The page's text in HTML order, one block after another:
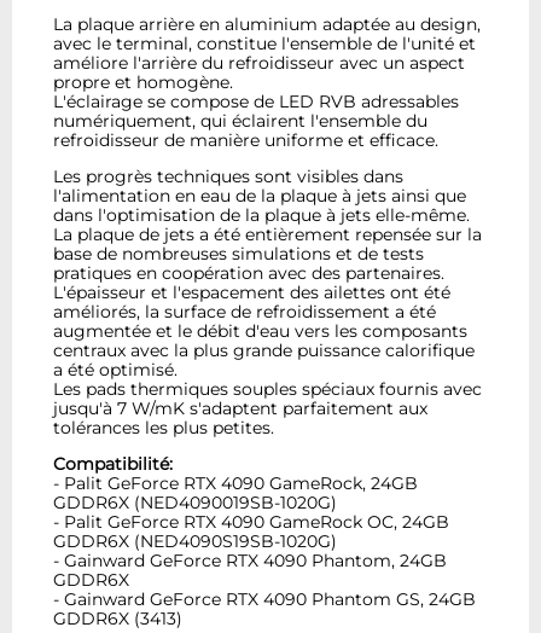
La plaque arrière en aluminium adaptée au design,
avec le terminal, constitue l'ensemble de l'unité et
améliore l'arrière du refroidisseur avec un aspect
propre et homogène.
L'éclairage se compose de LED RVB adressables
numériquement, qui éclairent l'ensemble du
refroidisseur de manière uniforme et efficace.
Les progrès techniques sont visibles dans
l'alimentation en eau de la plaque à jets ainsi que
dans l'optimisation de la plaque à jets elle-même.
La plaque de jets a été entièrement repensée sur la
base de nombreuses simulations et de tests
pratiques en coopération avec des partenaires.
L'épaisseur et l'espacement des ailettes ont été
améliorés, la surface de refroidissement a été
augmentée et le débit d'eau vers les composants
centraux avec la plus grande puissance calorifique
a été optimisé.
Les pads thermiques souples spéciaux fournis avec
jusqu'à 7 W/mK s'adaptent parfaitement aux
tolérances les plus petites.
Compatibilité:
- Palit GeForce RTX 4090 GameRock, 24GB
GDDR6X (NED4090019SB-1020G)
- Palit GeForce RTX 4090 GameRock OC, 24GB
GDDR6X (NED4090S19SB-1020G)
- Gainward GeForce RTX 4090 Phantom, 24GB
GDDR6X
- Gainward GeForce RTX 4090 Phantom GS, 24GB
GDDR6X (3413)